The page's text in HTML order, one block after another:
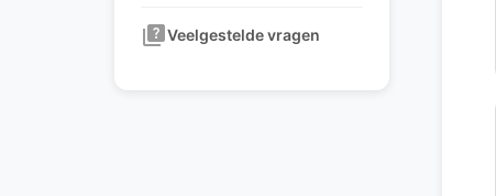
quizVeelgestelde vragen